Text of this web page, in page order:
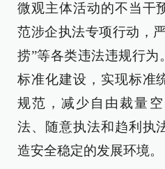
微观主体活动的不当干
范涉企执法专项行动，
捞”等各类违法违规行
标准化建设，实现标准
规范，减少自由裁量
法、随意执法和趋利执
造安全稳定的发展环境。